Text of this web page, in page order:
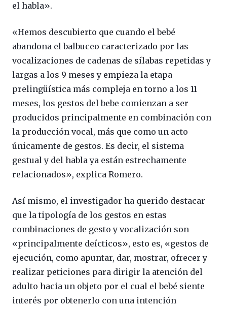
el habla».
«Hemos descubierto que cuando el bebé
abandona el balbuceo caracterizado por las
vocalizaciones de cadenas de sílabas repetidas y
largas a los 9 meses y empieza la etapa
prelingüística más compleja en torno a los 11
meses, los gestos del bebe comienzan a ser
producidos principalmente en combinación con
la producción vocal, más que como un acto
únicamente de gestos. Es decir, el sistema
gestual y del habla ya están estrechamente
relacionados», explica Romero.
Así mismo, el investigador ha querido destacar
que la tipología de los gestos en estas
combinaciones de gesto y vocalización son
«principalmente deícticos», esto es, «gestos de
ejecución, como apuntar, dar, mostrar, ofrecer y
realizar peticiones para dirigir la atención del
adulto hacia un objeto por el cual el bebé siente
interés por obtenerlo con una intención